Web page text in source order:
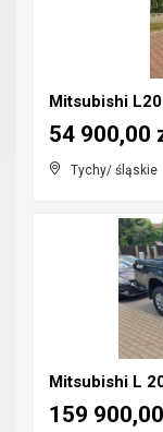
Tychy/ śląskie
54 900,00
159